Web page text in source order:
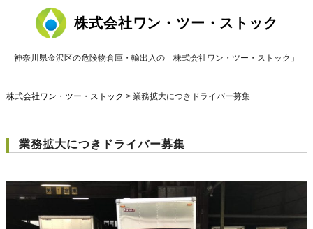
株式会社ワン・ツー・ストック
神奈川県金沢区の危険物倉庫・輸出入の「株式会社ワン・ツー・ストック」
株式会社ワン・ツー・ストック > 業務拡大につきドライバー募集
業務拡大につきドライバー募集